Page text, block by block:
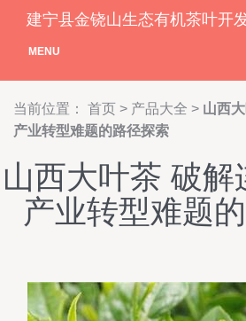
建宁县金铙山生态有机茶叶开
MENU
当前位置： 首页 > 产品大全 > 山西
产业转型难题的路径探索
山西大叶茶 破解
产业转型难题